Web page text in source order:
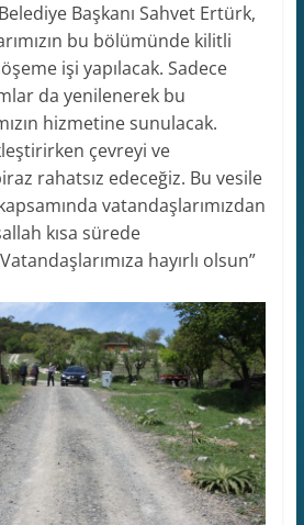
Başkanı Sahvet Ertürk,
bu bölümünde kilitli
işi yapılacak. Sadece
da yenilenerek bu
hizmetine sunulacak.
çevreyi ve
rahatsız edeceğiz. Bu vesile
vatandaşlarımızdan
kısa sürede
hayırlı olsun”